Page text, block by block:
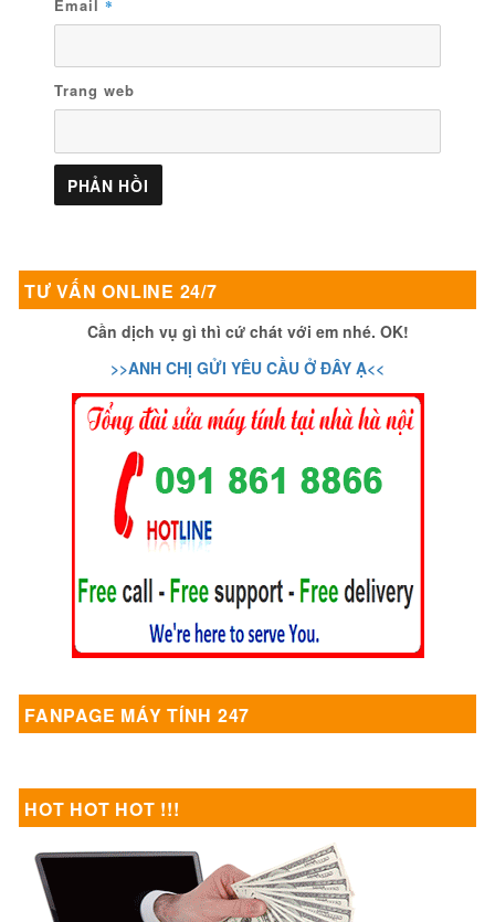
Email *
Trang web
TƯ VẤN ONLINE 24/7
Cần dịch vụ gì thì cứ chát với em nhé. OK!
>>ANH CHỊ GỬI YÊU CẦU Ở ĐÂY Ạ<<
FANPAGE MÁY TÍNH 247
HOT HOT HOT !!!